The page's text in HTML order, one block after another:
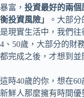
暴富， 投資最好的兩
衡投資風險」
。大部
是現實生活中，我們
4、50歲，大部分的財
都完成之後，才想到並
這時40歲的你，想在
新鮮人那麼擁有時間